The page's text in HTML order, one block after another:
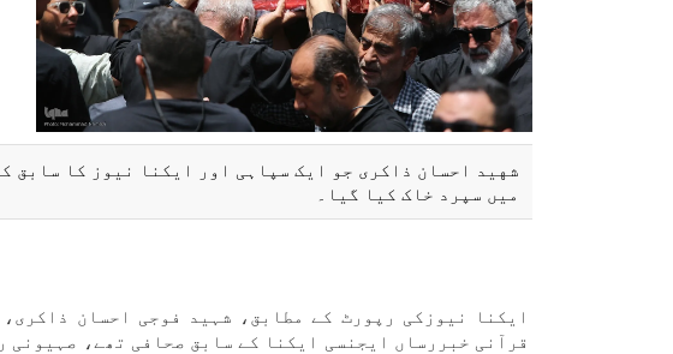
شهید احسان ذاکری جو ایک سپاہی اور ایکنا نیوز کا سابق
میں سپرد خاک کیا گیا۔
ایکنا نیوزکی رپورٹ کے مطابق، شہید فوجی احسان
قرآنی خبررساں ایجنسی ایکنا کے سابق صحافی تھے، صہیونی